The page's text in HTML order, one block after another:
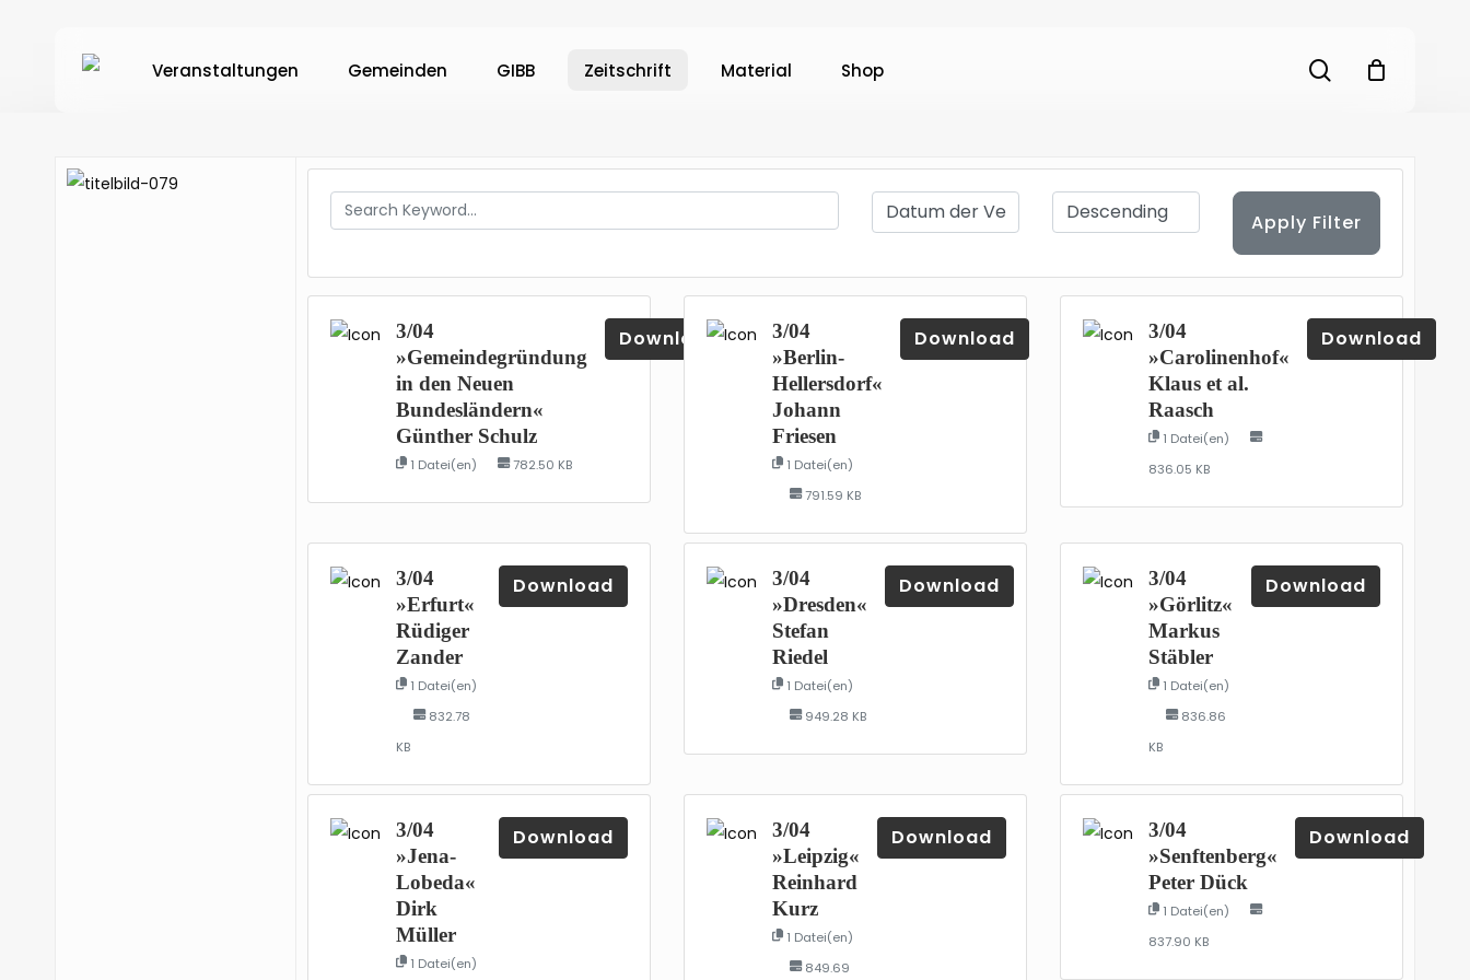
Hit enter to search or ESC to close
Veranstaltungen Gemeinden GIBB Zeitschrift Material Shop search
Apply Filter
3/04
»Gemeindegründung
in den Neuen
Bundesländern«
Günther Schulz
1 Datei(en) 782.50 KB
Download
3/04
»Berlin-
Hellersdorf«
Johann
Friesen
1 Datei(en)
791.59 KB
Download
3/04
»Carolinenhof«
Klaus et al.
Raasch
1 Datei(en)
836.05 KB
Download
3/04
»Erfurt«
Rüdiger
Zander
1 Datei(en)
832.78
KB
Download
3/04
»Dresden«
Stefan
Riedel
1 Datei(en)
949.28 KB
Download
3/04
»Görlitz«
Markus
Stäbler
1 Datei(en)
836.86
KB
Download
3/04
»Jena-
Lobeda«
Dirk
Müller
1 Datei(en)
Download
3/04
»Leipzig«
Reinhard
Kurz
1 Datei(en)
849.69
Download
3/04
»Senftenberg«
Peter Dück
1 Datei(en)
837.90 KB
Download